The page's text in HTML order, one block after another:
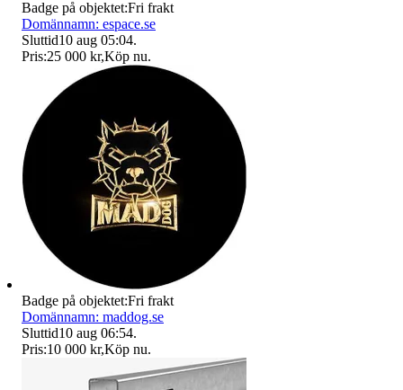
Badge på objektet:Fri frakt
Domännamn: espace.se
Sluttid10 aug 05:04.
Pris:25 000 kr,Köp nu.
Badge på objektet:Fri frakt
Domännamn: maddog.se
Sluttid10 aug 06:54.
Pris:10 000 kr,Köp nu.